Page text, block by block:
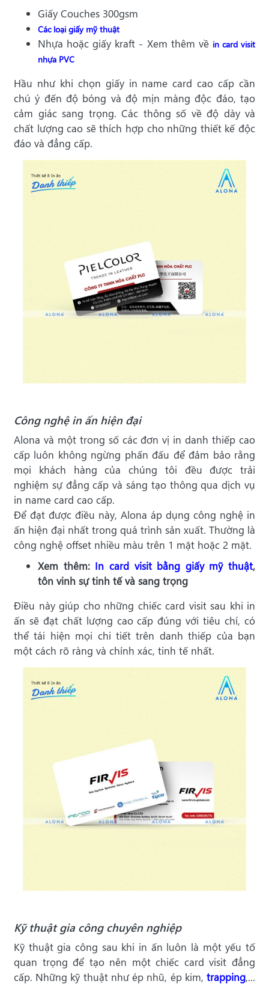
Giấy Couches 300gsm
Các loại giấy mỹ thuật
Nhựa hoặc giấy kraft - Xem thêm về in card visit
nhựa PVC
Hầu như khi chọn giấy in name card cao cấp cần
chú ý đến độ bóng và độ mịn màng độc đáo, tạo
cảm giác sang trọng. Các thông số về độ dày và
chất lượng cao sẽ thích hợp cho những thiết kế độc
đáo và đẳng cấp.
Công nghệ in ấn hiện đại
Alona và một trong số các đơn vị in danh thiếp cao
cấp luôn không ngừng phấn đấu để đảm bảo rằng
mọi khách hàng của chúng tôi đều được trải
nghiệm sự đẳng cấp và sáng tạo thông qua dịch vụ
in name card cao cấp.
Để đạt được điều này, Alona áp dụng công nghệ in
ấn hiện đại nhất trong quá trình sản xuất. Thường là
công nghệ offset nhiều màu trên 1 mặt hoặc 2 mặt.
Xem thêm: In card visit bằng giấy mỹ thuật,
tôn vinh sự tinh tế và sang trọng
Điều này giúp cho những chiếc card visit sau khi in
ấn sẽ đạt chất lượng cao cấp đúng với tiêu chí, có
thể tái hiện mọi chi tiết trên danh thiếp của bạn
một cách rõ ràng và chính xác, tinh tế nhất.
Kỹ thuật gia công chuyên nghiệp
Kỹ thuật gia công sau khi in ấn luôn là một yếu tố
quan trọng để tạo nên một chiếc card visit đẳng
cấp. Những kỹ thuật như ép nhũ, ép kim, trapping,...